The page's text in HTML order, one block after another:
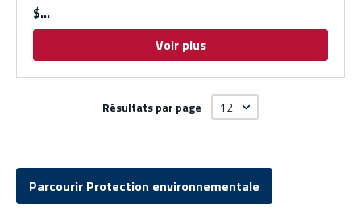
$
Voir plus
Résultats par page
Parcourir Protection environnementale